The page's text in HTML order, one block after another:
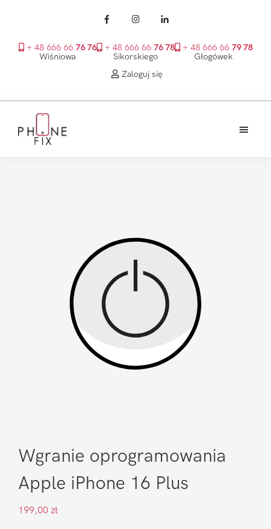
+ 48 666 66 76 76
Wiśniowa
+ 48 666 66 76 78
Sikorskiego
+ 48 666 66 79 78
Głogówek
Zaloguj się
głównego
Wgranie oprogramowania
Apple iPhone 16 Plus
199,00 zł